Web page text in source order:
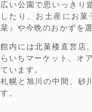
広い公園で思いっきり
したり、お土産にお
菜』や今晩のおかずを
館内には北菓楼直営店
らいちマーケット、オ
ています。
札幌と旭川の中間、砂
す。